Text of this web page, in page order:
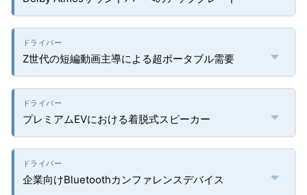
Z世代の短編動画主導による超ポータブル需要
プレミアムEVにおける着脱式スピーカー
企業向けBluetoothカンファレンスデバイス